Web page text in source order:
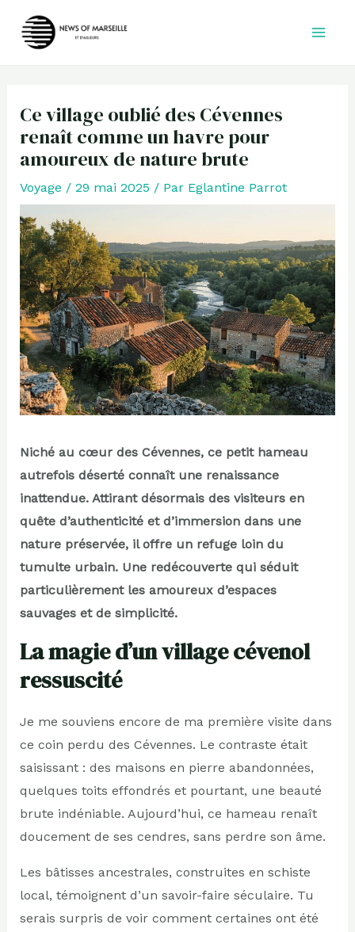
Ce village oublié des Cévennes
renaît comme un havre pour
amoureux de nature brute
Voyage / 29 mai 2025 / Par Eglantine Parrot
Niché au cœur des Cévennes, ce petit hameau
autrefois déserté connaît une renaissance
inattendue. Attirant désormais des visiteurs en
quête d’authenticité et d’immersion dans une
nature préservée, il offre un refuge loin du
tumulte urbain. Une redécouverte qui séduit
particulièrement les amoureux d’espaces
sauvages et de simplicité.
La magie d’un village cévenol
ressuscité
Je me souviens encore de ma première visite dans
ce coin perdu des Cévennes. Le contraste était
saisissant : des maisons en pierre abandonnées,
quelques toits effondrés et pourtant, une beauté
brute indéniable. Aujourd’hui, ce hameau renaît
doucement de ses cendres, sans perdre son âme.
Les bâtisses ancestrales, construites en schiste
local, témoignent d’un savoir-faire séculaire. Tu
serais surpris de voir comment certaines ont été